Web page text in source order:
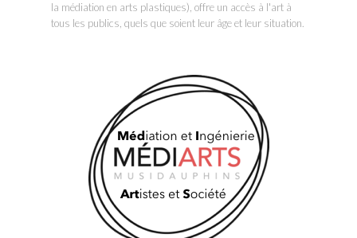
la médiation en arts plastiques), offre un accès à l'art à
tous les publics, quels que soient leur âge et leur situation.